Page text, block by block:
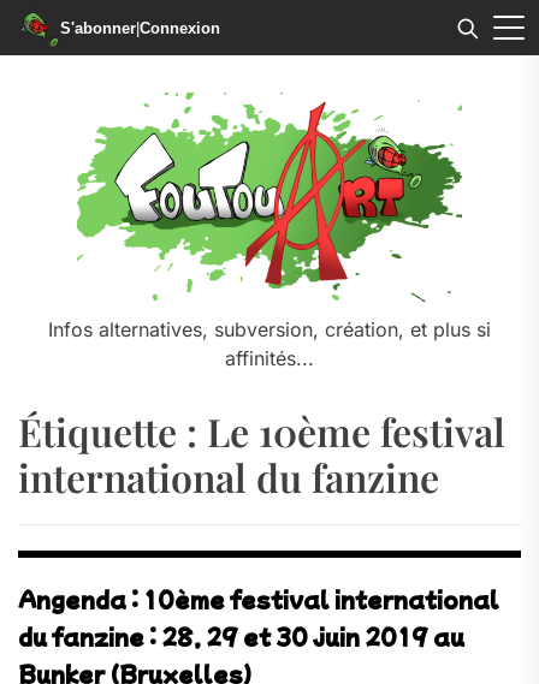
S'abonner|Connexion
Infos alternatives, subversion, création, et plus si
affinités...
Étiquette : Le 10ème festival
international du fanzine
Angenda : 10ème festival international
du fanzine : 28, 29 et 30 juin 2019 au
Bunker (Bruxelles)